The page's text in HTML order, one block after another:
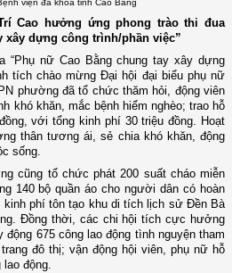
Cao hưởng ứng phong trào thi đua
xây dựng công trình/phần việc”
“Phụ nữ Cao Bằng chung tay xây dựng
tích chào mừng Đại hội đại biểu phụ nữ
phường đã tổ chức thăm hỏi, động viên
khó khăn, mắc bệnh hiểm nghèo; trao hỗ
với tổng kinh phí 30 triệu đồng. Hoạt
thân tương ái, sẻ chia khó khăn, động
sống.
cũng tổ chức phát 200 suất cháo miễn
140 bộ quần áo cho người dân có hoàn
kinh phí tôn tạo khu di tích lịch sử Đền Bà
Đồng thời, các chi hội tích cực hưởng
động 675 công lao động tình nguyện tham
đô thị; vận động hội viên, phụ nữ hỗ
động.